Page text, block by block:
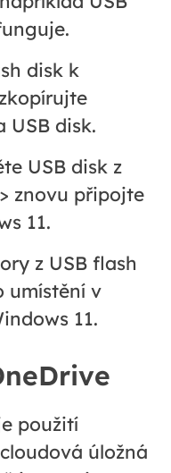
disk k
USB disk.
USB disk z
znovu připojte
11.
z USB flash
umístění v
11.
použití
úložná